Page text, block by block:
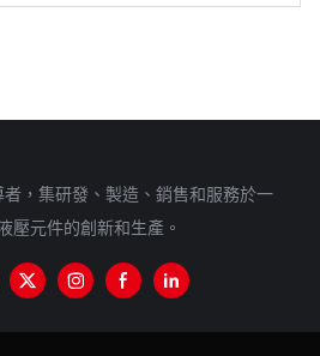
，集研發、製造、銷售和服務於一
壓元件的創新和生產。